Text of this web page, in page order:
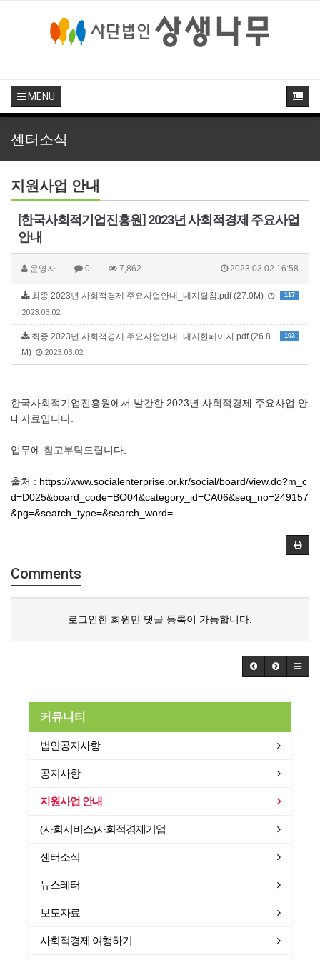
MENU
센터소식
지원사업 안내
[한국사회적기업진흥원] 2023년 사회적경제 주요사업
안내
운영자 0 7,862 2023.03.02 16:58
117
최종 2023년 사회적경제 주요사업안내_내지펼침.pdf (27.0M)
2023.03.02
103
최종 2023년 사회적경제 주요사업안내_내지한페이지.pdf (26.8
M)
2023.03.02
한국사회적기업진흥원에서 발간한 2023년 사회적경제 주요사업 안
내자료입니다.
업무에 참고부탁드립니다.
출처 : https://www.socialenterprise.or.kr/social/board/view.do?m_c
d=D025&board_code=BO04&category_id=CA06&seq_no=249157
&pg=&search_type=&search_word=
Comments
로그인한 회원만 댓글 등록이 가능합니다.
커뮤니티
법인공지사항
공지사항
지원사업 안내
(사회서비스)사회적경제기업
센터소식
뉴스레터
보도자료
사회적경제 여행하기